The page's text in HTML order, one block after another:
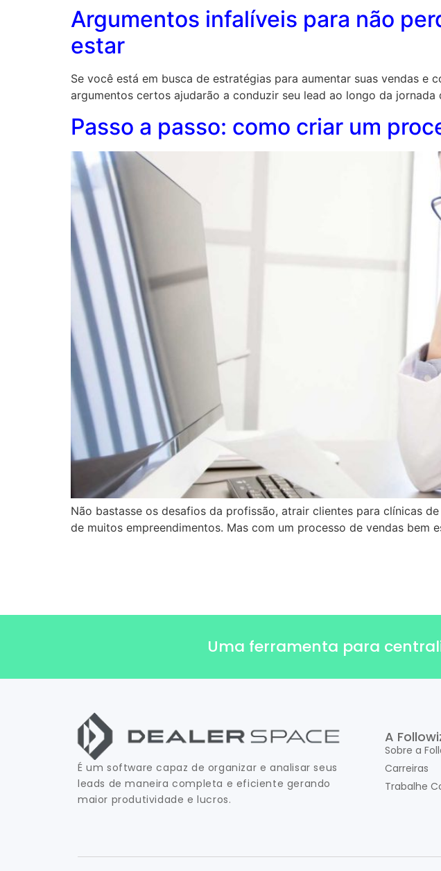
Argumentos infalíveis para não
estar
Se você está em busca de estratégias para aumentar suas vendas
argumentos certos ajudarão a conduzir seu lead ao longo da
Passo a passo: como criar um
Não bastasse os desafios da profissão, atrair clientes para clínicas
de muitos empreendimentos. Mas com um processo de vendas bem
Uma ferramenta para
É um software capaz de organizar e analisar seus
leads de maneira completa e eficiente gerando
maior produtividade e lucros.
A
Sobre a
Carreiras
Trabalhe